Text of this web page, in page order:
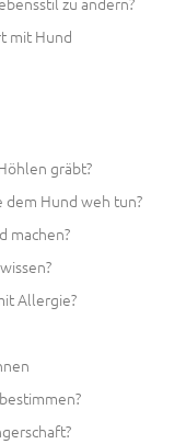
mit Hund
gräbt?
dem Hund weh tun?
machen?
Allergie?